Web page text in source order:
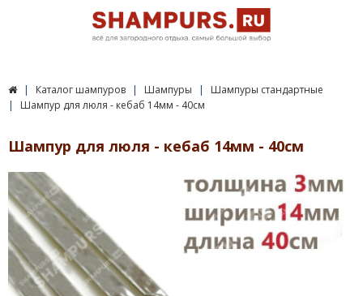
Каталог шампуров Шампуры
Шампуры стандартные
Шампур для люля - кебаб 14мм - 40см
Шампур для люля - кебаб 14мм - 40см